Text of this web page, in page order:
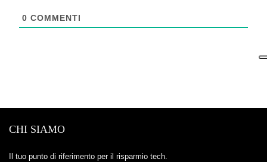
0 COMMENTI
CHI SIAMO
Il tuo punto di riferimento per il risparmio tech.